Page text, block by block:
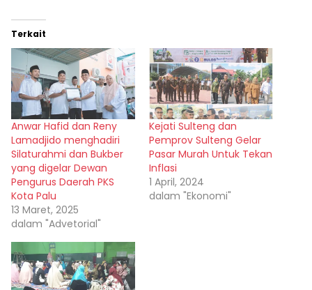
Terkait
Anwar Hafid dan Reny
Lamadjido menghadiri
Silaturahmi dan Bukber
yang digelar Dewan
Pengurus Daerah PKS
Kota Palu
13 Maret, 2025
dalam "Advetorial"
Kejati Sulteng dan
Pemprov Sulteng Gelar
Pasar Murah Untuk Tekan
Inflasi
1 April, 2024
dalam "Ekonomi"